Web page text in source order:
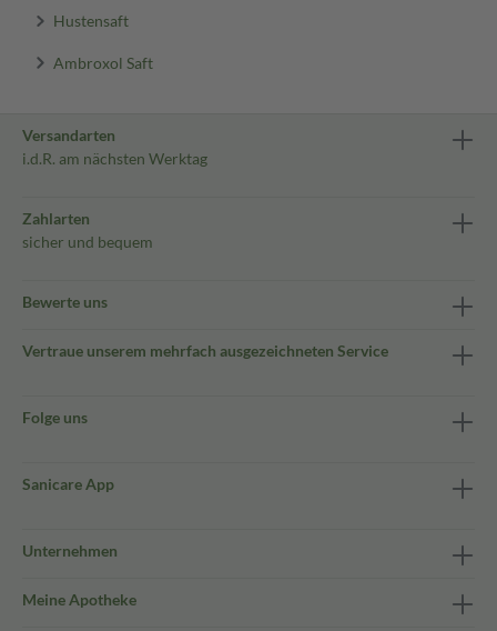
Hustensaft
Ambroxol Saft
Versandarten
i.d.R. am nächsten Werktag
Zahlarten
sicher und bequem
Bewerte uns
Vertraue unserem mehrfach ausgezeichneten Service
Folge uns
Sanicare App
Unternehmen
Meine Apotheke